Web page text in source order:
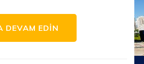
DEVAM EDIN